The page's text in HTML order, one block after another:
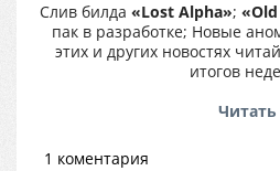
Слив билда «Lost Alpha»;
пак в разработке; Новые
этих и других новостях
итогов
Читать
1 коментария